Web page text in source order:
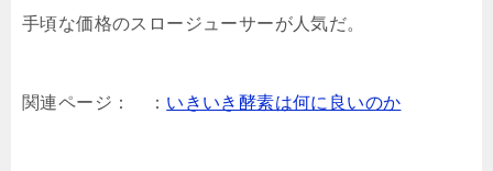
手頃な価格のスロージューサーが人気だ。
関連ページ： ： いきいき酵素は何に良いのか